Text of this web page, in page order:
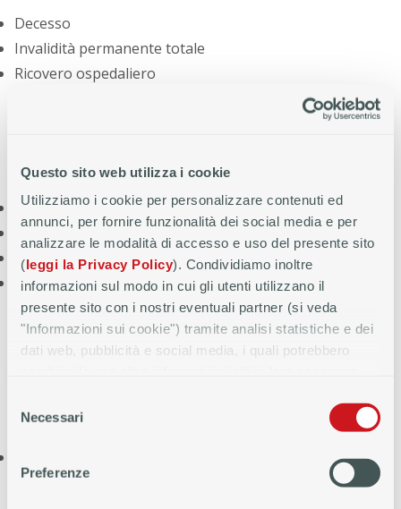
Questo sito web utilizza i cookie
Utilizziamo i cookie per personalizzare contenuti ed
annunci, per fornire funzionalità dei social media e per
analizzare le modalità di accesso e uso del presente sito
(leggi la Privacy Policy). Condividiamo inoltre
informazioni sul modo in cui gli utenti utilizzano il
presente sito con i nostri eventuali partner (si veda
"Informazioni sui cookie") tramite analisi statistiche e dei
dati web, pubblicità e social media, i quali potrebbero
modo automatizzato, dall'utilizzo dei loro servizi.
delNecessari
Preferenze
Decesso
Invalidità permanente totale
Ricovero ospedaliero
Clicca qui per scaricare il Set informativo*
Decesso
Invalidità permanente totale
Ricovero ospedaliero
Inabilità temporanea totale
PENSIONATI YOUNG E PENSIONATI OLD